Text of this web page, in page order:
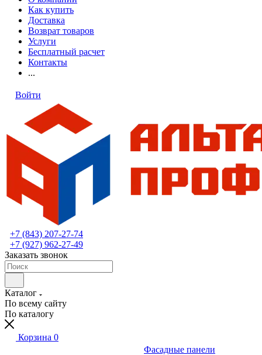
Как купить
Доставка
Возврат товаров
Услуги
Бесплатный расчет
Контакты
...
Войти
+7 (843) 207-27-74
+7 (927) 962-27-49
Заказать звонок
Каталог
По всему сайту
По каталогу
Корзина 0
Фасадные панели